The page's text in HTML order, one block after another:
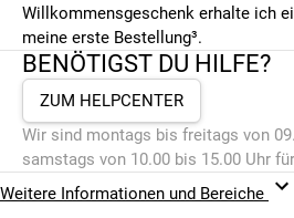
Willkommensgeschenk erhalte ich
meine erste Bestellung³.
BENÖTIGST DU HILFE?
ZUM HELPCENTER
Wir sind montags bis freitags von
samstags von 10.00 bis 15.00 Uhr
Weitere Informationen und Bereiche